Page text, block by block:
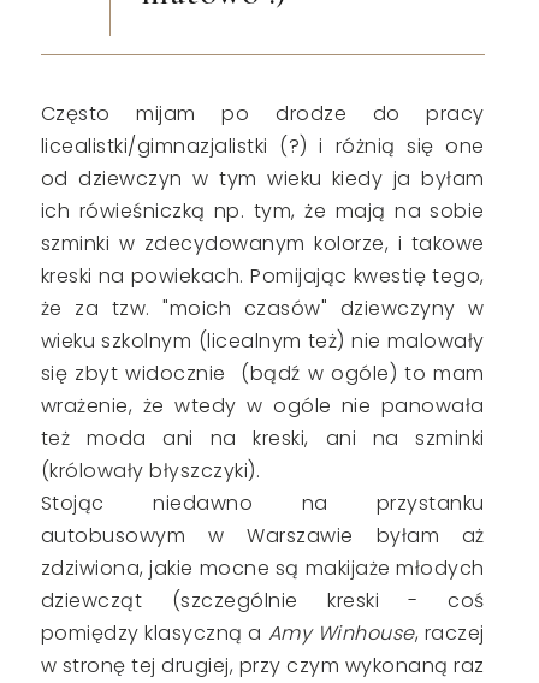
Często mijam po drodze do pracy
licealistki/gimnazjalistki (?) i różnią się one
od dziewczyn w tym wieku kiedy ja byłam
ich rówieśniczką np. tym, że mają na sobie
szminki w zdecydowanym kolorze, i takowe
kreski na powiekach. Pomijając kwestię tego,
że za tzw. "moich czasów" dziewczyny w
wieku szkolnym (licealnym też) nie malowały
się zbyt widocznie (bądź w ogóle) to mam
wrażenie, że wtedy w ogóle nie panowała
też moda ani na kreski, ani na szminki
(królowały błyszczyki).
Stojąc niedawno na przystanku
autobusowym w Warszawie byłam aż
zdziwiona, jakie mocne są makijaże młodych
dziewcząt (szczególnie kreski - coś
pomiędzy klasyczną a Amy Winhouse, raczej
w stronę tej drugiej, przy czym wykonaną raz